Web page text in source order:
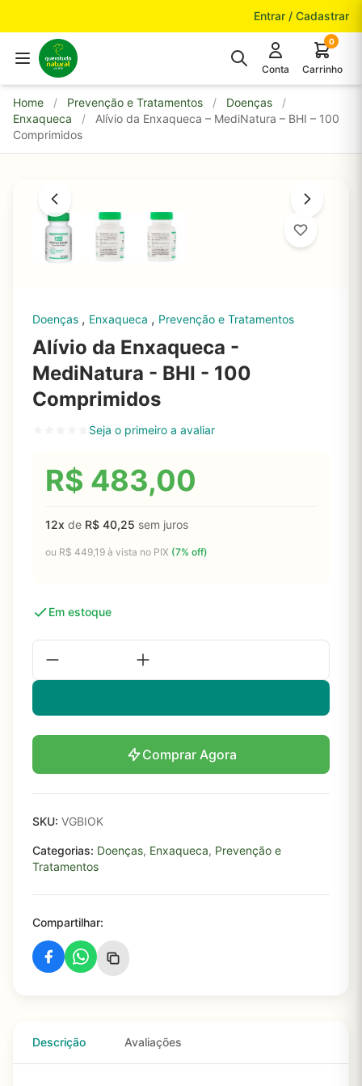
Entrar / Cadastrar
Conta
0
Carrinho
Home / Prevenção e Tratamentos / Doenças
/
Enxaqueca
/
Alívio da Enxaqueca – MediNatura – BHI – 100
Comprimidos
Doenças , Enxaqueca , Prevenção e Tratamentos
Alívio da Enxaqueca -
MediNatura - BHI - 100
Comprimidos
Seja o primeiro a avaliar
R$ 483,00
12x de R$ 40,25 sem juros
ou R$ 449,19 à vista no PIX (7% off)
Em estoque
Comprar Agora
SKU: VGBIOK
Categorias: Doenças, Enxaqueca, Prevenção e
Tratamentos
Compartilhar:
Descrição Avaliações